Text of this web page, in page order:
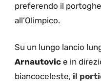
preferendo il
all’Olimpico.
Su un lungo lancio
Arnautovic e in
biancoceleste, il